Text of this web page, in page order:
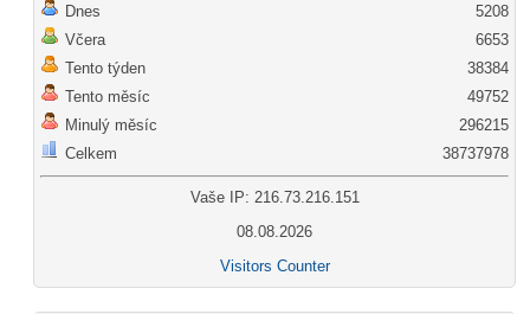
Dnes
Včera
Tento týden
Tento měsíc
Minulý měsíc
Celkem
5208
6653
38384
49752
296215
38737978
Vaše IP: 216.73.216.151
08.08.2026
Visitors Counter